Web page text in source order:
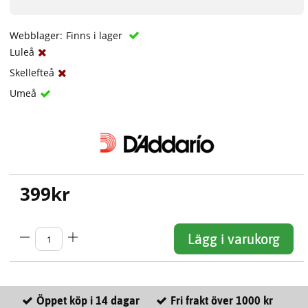
Webblager: Finns i lager
Luleå
Skellefteå
Umeå
399kr
Lägg i varukorg
Öppet köp i 14 dagar
Fri frakt över 1000 kr